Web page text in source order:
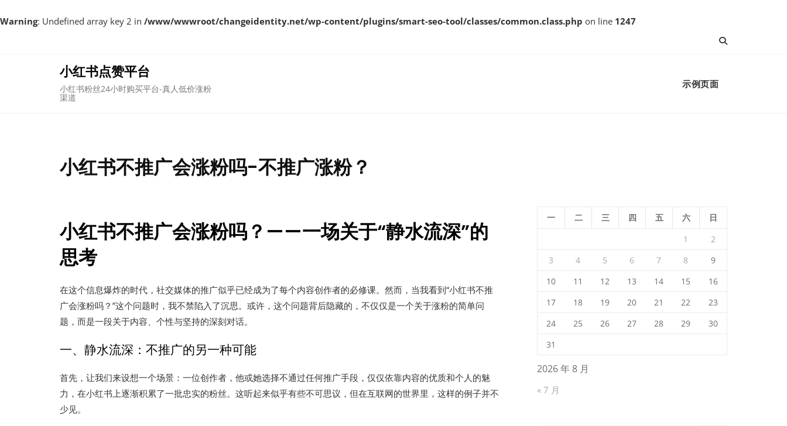
Warning: Undefined array key 2 in /www/wwwroot/changeidentity.net/wp-content/plugins/smart-seo-tool/classes/common.class.php on line 1247
小红书点赞平台
小红书粉丝24小时购买平台-真人低价涨粉
渠道
示例页面
小红书不推广会涨粉吗-不推广涨粉？
小红书不推广会涨粉吗？——一场关于“静水流深”的
思考
在这个信息爆炸的时代，社交媒体的推广似乎已经成为了每个内容创作者的必修课。然而，当我看到“小红书不推
广会涨粉吗？”这个问题时，我不禁陷入了沉思。或许，这个问题背后隐藏的，不仅仅是一个关于涨粉的简单问
题，而是一段关于内容、个性与坚持的深刻对话。
一、静水流深：不推广的另一种可能
首先，让我们来设想一个场景：一位创作者，他或她选择不通过任何推广手段，仅仅依靠内容的优质和个人的魅
力，在小红书上逐渐积累了一批忠实的粉丝。这听起来似乎有些不可思议，但在互联网的世界里，这样的例子并不
少见。
2026 年 8 月
一 二 三 四 五 六
日
1
2
3
4 5 6 7 8
9
10
11 12 13 14 15
16
17
18 19 20 21 22
23
24
25 26 27 28 29
30
31
« 7 月